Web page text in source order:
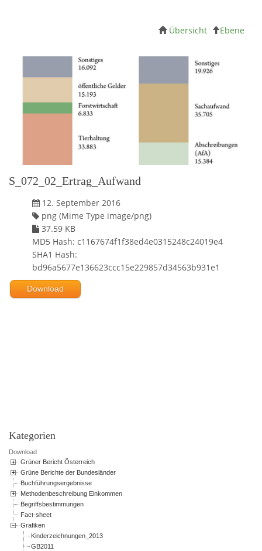
Übersicht Ebene
S_072_02_Ertrag_Aufwand
12. September 2016
png (Mime Type image/png)
37.59 KB
MD5 Hash: c1167674f1f38ed4e0315248c24019e4
SHA1 Hash:
bd96a5677e136623ccc15e229857d34563b931e1
Download
Kategorien
Download
Grüner Bericht Österreich
Grüne Berichte der Bundesländer
Buchführungsergebnisse
Methodenbeschreibung Einkommen
Begriffsbestimmungen
Fact-sheet
Grafiken
Kinderzeichnungen_2013
GB2011